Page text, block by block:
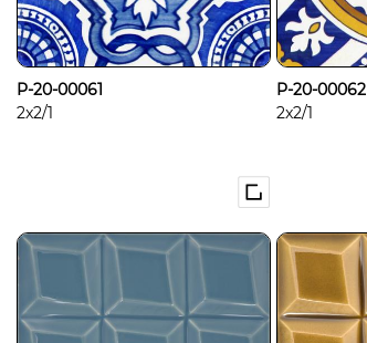
P-20-00061
2x2/1
P-20-00062
2x2/1